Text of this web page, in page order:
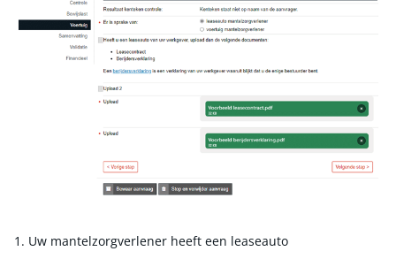
1. Uw mantelzorgverlener heeft een leaseauto